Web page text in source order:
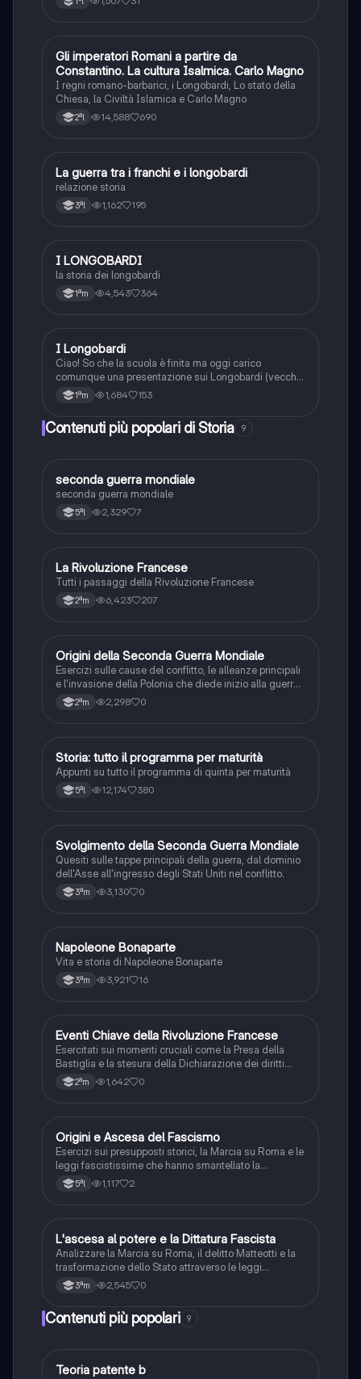
Storia
Gli imperatori Romani a partire da
Constantino. La cultura Isalmica. Carlo Magno
I regni romano-barbarici, i Longobardi, Lo stato della
Chiesa, la Civiltà Islamica e Carlo Magno
2ªl 14,588 690
Storia
La guerra tra i franchi e i longobardi
relazione storia
3ªl 1,162 195
Storia
I LONGOBARDI
la storia dei longobardi
1ªm 4,543 364
Storia
I Longobardi
Ciao! So che la scuola è finita ma oggi carico
comunque una presentazione sui Longobardi (vecchia
ovviamente). In ogni caso vi avviso che ho cambiato
profilo quindi questa presentazione potreste trovarla
1ªm 1,684 153
Contenuti più popolari di Storia 9
SStoria
seconda guerra mondiale
seconda guerra mondiale
5ªl 2,329 7
Storia
La Rivoluzione Francese
Tutti i passaggi della Rivoluzione Francese
2ªm 6,423 207
OStoria
Origini della Seconda Guerra Mondiale
Esercizi sulle cause del conflitto, le alleanze principali
e l'invasione della Polonia che diede inizio alla guerra
mondiale.
2ªm 2,298 0
Storia
Storia: tutto il programma per maturità
Appunti su tutto il programma di quinta per maturità
5ªl 12,174 380
SStoria
Svolgimento della Seconda Guerra Mondiale
Quesiti sulle tappe principali della guerra, dal dominio
dell'Asse all'ingresso degli Stati Uniti nel conflitto.
3ªm 3,130 0
NStoria
Napoleone Bonaparte
Vita e storia di Napoleone Bonaparte
3ªm 3,921 16
EStoria
Eventi Chiave della Rivoluzione Francese
Esercitati sui momenti cruciali come la Presa della
Bastiglia e la stesura della Dichiarazione dei diritti
dell'uomo e del cittadino.
2ªm 1,642 0
OStoria
Origini e Ascesa del Fascismo
Esercizi sui presupposti storici, la Marcia su Roma e le
leggi fascistissime che hanno smantellato la
democrazia liberale in Italia.
5ªl 1,117 2
LStoria
L'ascesa al potere e la Dittatura Fascista
Analizzare la Marcia su Roma, il delitto Matteotti e la
trasformazione dello Stato attraverso le leggi
fascistissime.
3ªm 2,545 0
Contenuti più popolari 9
Altro
Teoria patente b